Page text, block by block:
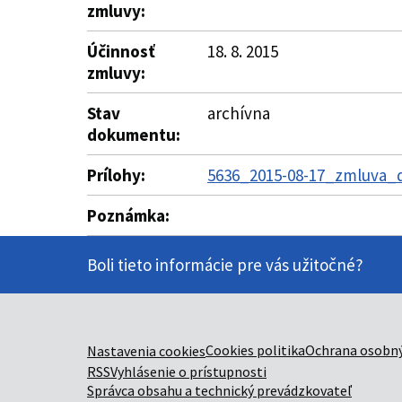
zmluvy:
Účinnosť
zmluvy:
18. 8. 2015
Stav
dokumentu:
archívna
Prílohy:
5636_2015-08-
Poznámka:
Boli tieto informácie pre vás užitočné?
Nastavenia cookiesCookies politikaOchrana
RSSVyhlásenie o prístupnosti
Správca obsahu a technický prevádzkovateľ